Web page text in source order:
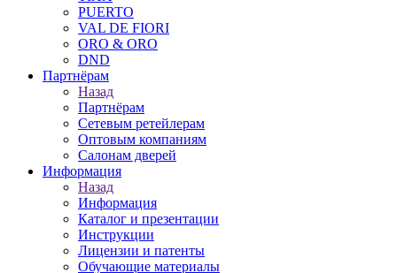
PUERTO
VAL DE FIORI
ORO & ORO
DND
Партнёрам
Назад
Партнёрам
Сетевым ретейлерам
Оптовым компаниям
Салонам дверей
Информация
Назад
Информация
Каталог и презентации
Инструкции
Лицензии и патенты
Обучающие материалы